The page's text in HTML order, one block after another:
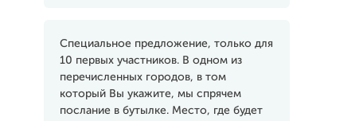
Специальное предложение, только для
10 первых участников. В одном из
перечисленных городов, в том
который Вы укажите, мы спрячем
послание в бутылке. Место, где будет